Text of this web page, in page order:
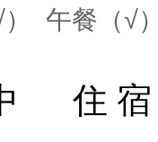
） 午餐（
住